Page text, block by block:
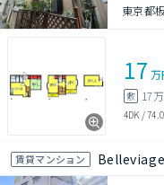
東京都
17 万
敷 17
4DK /
賃貸マンション